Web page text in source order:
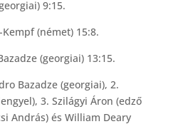
9:15.
Kempf (német) 15:8.
(georgiai) 13:15.
Bazadze (georgiai), 2.
3. Szilágyi Áron (edző
András) és William Deary